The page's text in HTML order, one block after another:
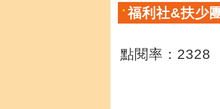
福利社&扶少
點閱率：2328